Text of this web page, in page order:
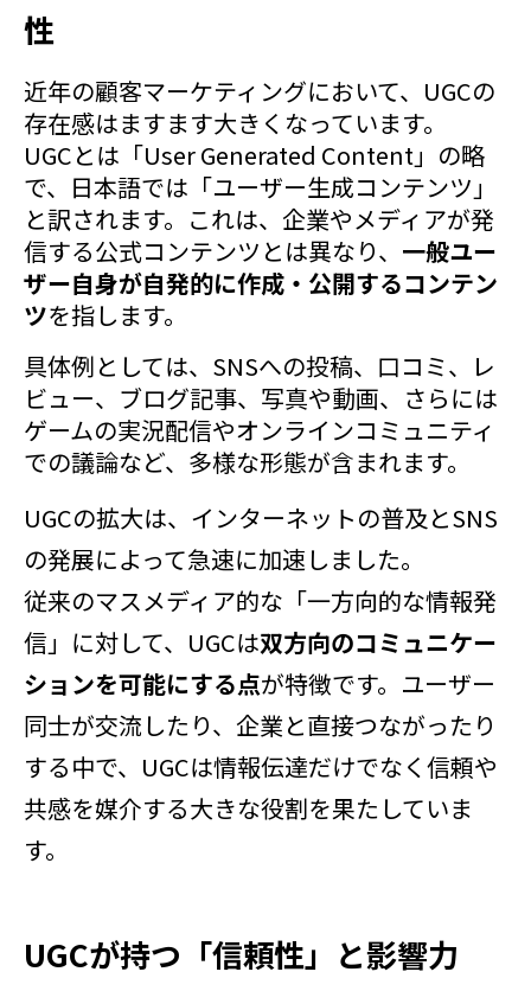
性
近年の顧客マーケティングにおいて、UGCの
存在感はますます大きくなっています。
UGCとは「User Generated Content」の略
で、日本語では「ユーザー生成コンテンツ」
と訳されます。これは、企業やメディアが発
信する公式コンテンツとは異なり、 一般ユー
ザー自身が自発的に作成・公開するコンテン
ツを指します。
具体例としては、SNSへの投稿、口コミ、レ
ビュー、ブログ記事、写真や動画、さらには
ゲームの実況配信やオンラインコミュニティ
での議論など、多様な形態が含まれます。
UGCの拡大は、インターネットの普及とSNS
の発展によって急速に加速しました。
従来のマスメディア的な「一方向的な情報発
信」に対して、UGCは双方向のコミュニケー
ションを可能にする点が特徴です。ユーザー
同士が交流したり、企業と直接つながったり
する中で、UGCは情報伝達だけでなく信頼や
共感を媒介する大きな役割を果たしていま
す。
UGCが持つ「信頼性」と影響力